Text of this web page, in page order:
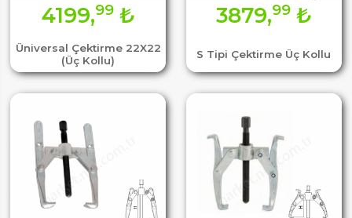
Üniversal Çektirme 22X22
(Üç Kollu)
4199,99₺
S Tipi Çektirme Üç Kollu
3879,99₺